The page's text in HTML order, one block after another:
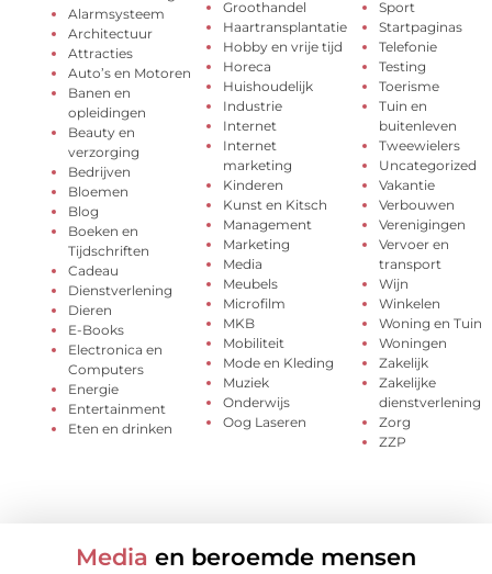
Alarmsysteem
Architectuur
Attracties
Auto’s en Motoren
Banen en
opleidingen
Beauty en
verzorging
Bedrijven
Bloemen
Blog
Boeken en
Tijdschriften
Cadeau
Dienstverlening
Dieren
E-Books
Electronica en
Computers
Energie
Entertainment
Eten en drinken
Groothandel
Haartransplantatie
Hobby en vrije tijd
Horeca
Huishoudelijk
Industrie
Internet
Internet
marketing
Kinderen
Kunst en Kitsch
Management
Marketing
Media
Meubels
Microfilm
MKB
Mobiliteit
Mode en Kleding
Muziek
Onderwijs
Oog Laseren
Sport
Startpaginas
Telefonie
Testing
Toerisme
Tuin en
buitenleven
Tweewielers
Uncategorized
Vakantie
Verbouwen
Verenigingen
Vervoer en
transport
Wijn
Winkelen
Woning en Tuin
Woningen
Zakelijk
Zakelijke
dienstverlening
Zorg
ZZP
Media en beroemde mensen